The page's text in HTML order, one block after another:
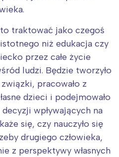
traktować jako czegoś
niż edukacja czy
przez całe życie
ludzi. Będzie tworzyło
pracowało z
dzieci i podejmowało
wpływających na
się, czy nauczyło się
drugiego człowieka,
z perspektywy własnych